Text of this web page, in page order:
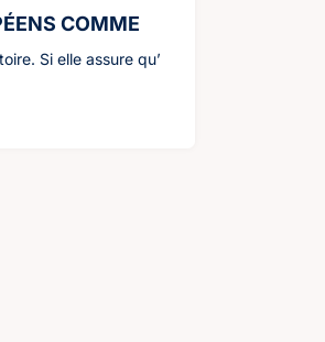
COMME
Si elle assure qu’